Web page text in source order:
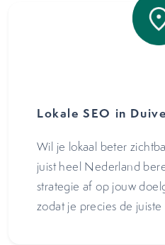
Lokale SEO in
Wil je lokaal beter
juist heel Nederland
strategie af op jouw
zodat je precies de